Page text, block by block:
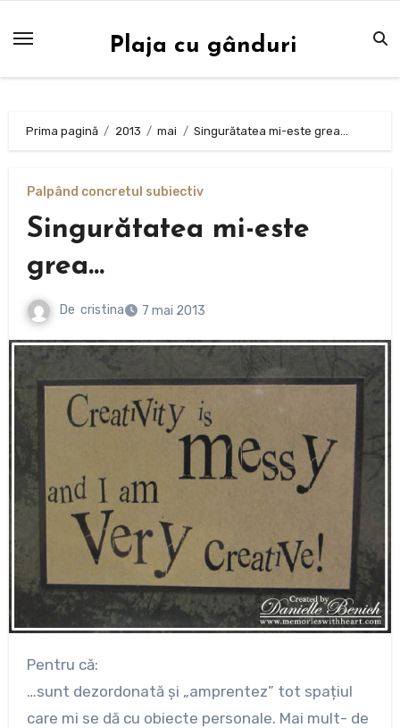
Plaja cu gânduri
Prima pagină 2013 mai Singurătatea mi-este grea…
Palpând concretul subiectiv
Singurătatea mi-este
grea…
De cristina 7 mai 2013
Pentru că:
…sunt dezordonată și „amprentez” tot spațiul
care mi se dă cu obiecte personale. Mai mult- de